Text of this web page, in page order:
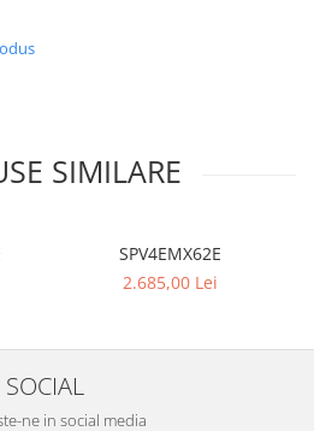
SIMILARE
SPV4EMX62E
2.685,00 Lei
SOCIAL
ne in social media